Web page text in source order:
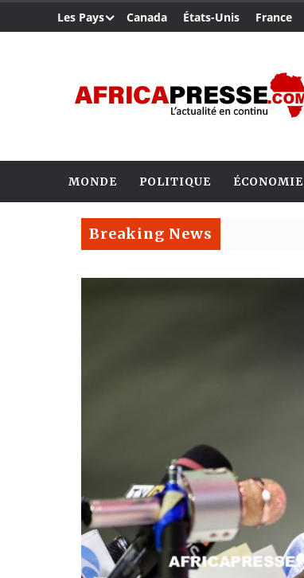
Les Pays Canada États-Unis France
MONDE POLITIQUE ÉCONOMIE
Breaking News